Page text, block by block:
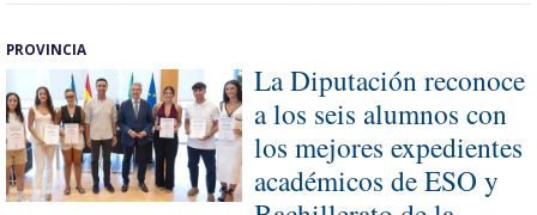
PROVINCIA
La Diputación reconoce
a los seis alumnos con
los mejores expedientes
académicos de ESO y